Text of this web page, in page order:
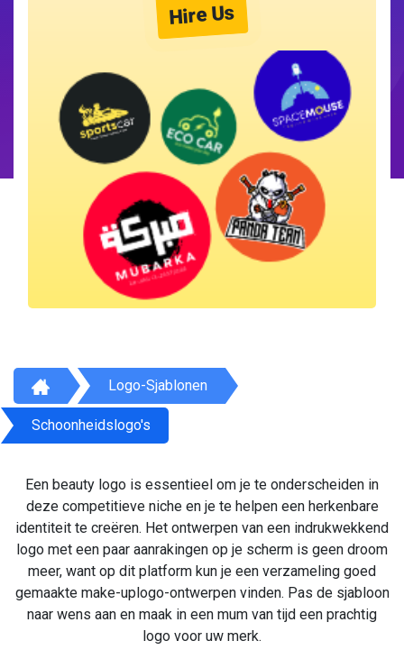
Hire Us
Logo-Sjablonen
Schoonheidslogo's
Een beauty logo is essentieel om je te onderscheiden in
deze competitieve niche en je te helpen een herkenbare
identiteit te creëren. Het ontwerpen van een indrukwekkend
logo met een paar aanrakingen op je scherm is geen droom
meer, want op dit platform kun je een verzameling goed
gemaakte make-uplogo-ontwerpen vinden. Pas de sjabloon
naar wens aan en maak in een mum van tijd een prachtig
logo voor uw merk.